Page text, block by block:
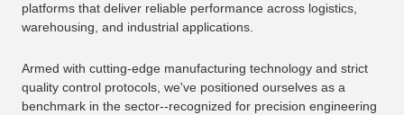
platforms that deliver reliable performance across logistics,
warehousing, and industrial applications.
Armed with cutting-edge manufacturing technology and strict
quality control protocols, we've positioned ourselves as a
benchmark in the sector--recognized for precision engineering